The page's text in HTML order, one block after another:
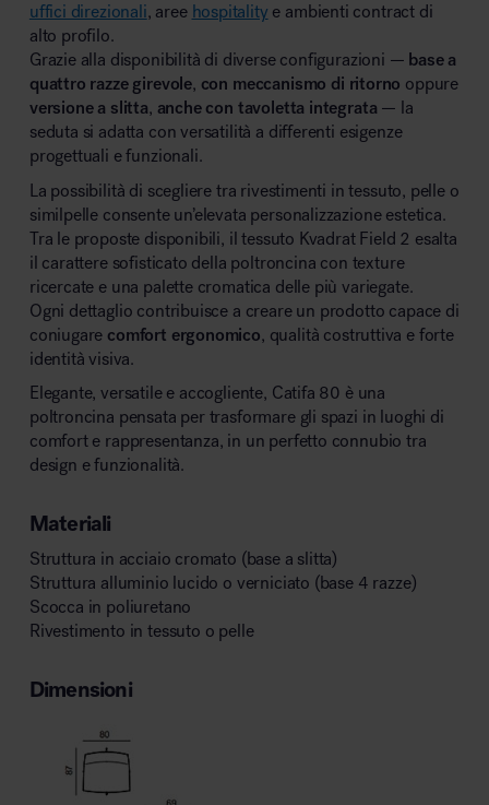
uffici direzionali, aree hospitality e ambienti contract di
alto profilo.
Grazie alla disponibilità di diverse configurazioni — base a
quattro razze girevole, con meccanismo di ritorno oppure
versione a slitta, anche con tavoletta integrata — la
seduta si adatta con versatilità a differenti esigenze
progettuali e funzionali.
La possibilità di scegliere tra rivestimenti in tessuto, pelle o
similpelle consente un’elevata personalizzazione estetica.
Tra le proposte disponibili, il tessuto Kvadrat Field 2 esalta
il carattere sofisticato della poltroncina con texture
ricercate e una palette cromatica delle più variegate.
Ogni dettaglio contribuisce a creare un prodotto capace di
coniugare comfort ergonomico, qualità costruttiva e forte
identità visiva.
Elegante, versatile e accogliente, Catifa 80 è una
poltroncina pensata per trasformare gli spazi in luoghi di
comfort e rappresentanza, in un perfetto connubio tra
design e funzionalità.
Materiali
Struttura in acciaio cromato (base a slitta)
Struttura alluminio lucido o verniciato (base 4 razze)
Scocca in poliuretano
Rivestimento in tessuto o pelle
Dimensioni